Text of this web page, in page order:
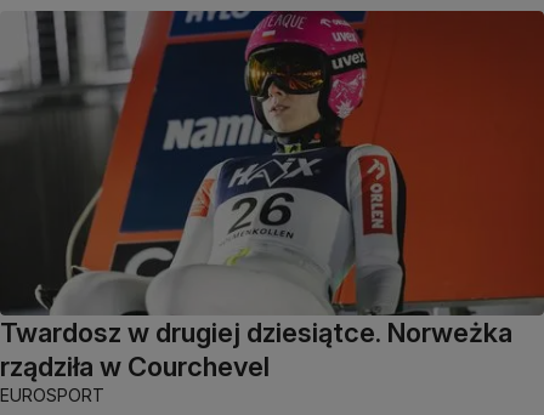
Twardosz w drugiej dziesiątce. Norweżka
rządziła w Courchevel
EUROSPORT